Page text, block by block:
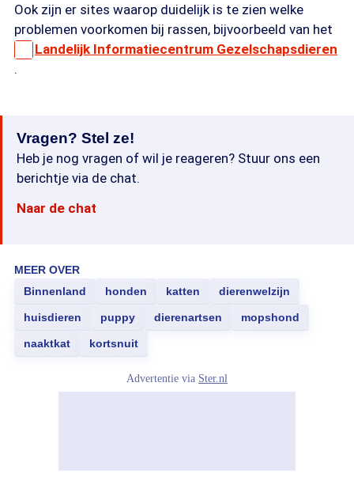
Ook zijn er sites waarop duidelijk is te zien welke
problemen voorkomen bij rassen, bijvoorbeeld van het
Landelijk Informatiecentrum Gezelschapsdieren
.
Vragen? Stel ze!
Heb je nog vragen of wil je reageren? Stuur ons een
berichtje via de chat.
Naar de chat
MEER OVER
Binnenland
honden katten dierenwelzijn
huisdieren puppy dierenartsen mopshond
naaktkat kortsnuit
Advertentie via Ster.nl